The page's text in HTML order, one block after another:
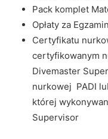
Pack komplet
Opłaty za Egzamin
Certyfikatu
certyfikowanym
Divemaster
nurkowej PADI
której
Supervisor